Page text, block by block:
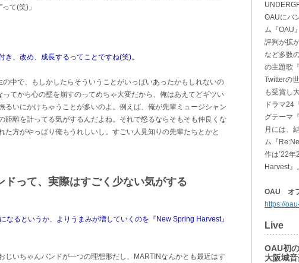
て(笑)」
、改め、成長するってことですね(笑)。
の中で、もしかしたらそういうことがいっぱいあったかもしれないの
てから心の壁を崩すのってめちゃ大変だから、俺はあえてどギツい
るいにかけちゃうことが多いのよ。例えば、俺が先輩ミュージシャン
距離を計ってる気がするんだよね。それで怒るならそもそも仲良くな
方がやっぱり俺もうれしいし。すごい人見知りの先輩たちとかと
って、実際はすごく少ない気がする
るというか、よりうまみが増していくのを『New Spring Harvest』
じいちゃんバンドが一つの理想形だし、MARTINなんかとも最近はす
OAUにバ
ム『OAU
評判が拡
など多数
の主題歌
Twitterの
も受賞し
ドラマ24
グテーマ
月には、
ム『
作は’22
Harvest』。
OAU オ
https://
Live
OAU初
大阪城